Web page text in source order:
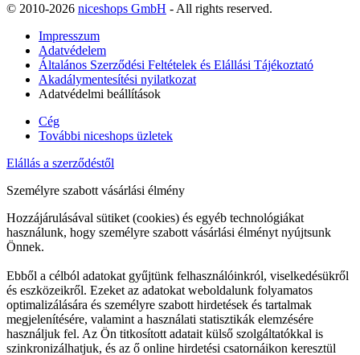
© 2010-2026 niceshops GmbH - All rights reserved.
Impresszum
Adatvédelem
Általános Szerződési Feltételek és Elállási Tájékoztató
Akadálymentesítési nyilatkozat
Adatvédelmi beállítások
Cég
További niceshops üzletek
Elállás a szerződéstől
Személyre szabott vásárlási élmény
Hozzájárulásával sütiket (cookies) és egyéb technológiákat
használunk, hogy személyre szabott vásárlási élményt nyújtsunk
Önnek.
Ebből a célból adatokat gyűjtünk felhasználóinkról, viselkedésükről
és eszközeikről. Ezeket az adatokat weboldalunk folyamatos
optimalizálására és személyre szabott hirdetések és tartalmak
megjelenítésére, valamint a használati statisztikák elemzésére
használjuk fel. Az Ön titkosított adatait külső szolgáltatókkal is
szinkronizálhatjuk, és az ő online hirdetési csatornáikon keresztül